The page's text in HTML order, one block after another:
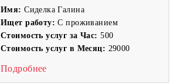
Имя:Сиделка Галина
Ищет работу:С проживанием
Стоимость услуг за Час:500
Стоимость услуг в Месяц: 29000
Подробнее